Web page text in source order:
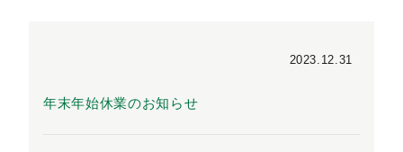
年末年始休業のお知らせ
2023.12.31